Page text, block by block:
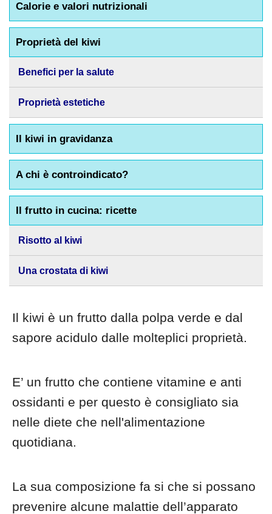
Calorie e valori nutrizionali
Proprietà del kiwi
Benefici per la salute
Proprietà estetiche
Il kiwi in gravidanza
A chi è controindicato?
Il frutto in cucina: ricette
Risotto al kiwi
Una crostata di kiwi
Il kiwi è un frutto dalla polpa verde e dal
sapore acidulo dalle molteplici proprietà.
E’ un frutto che contiene vitamine e anti
ossidanti e per questo è consigliato sia
nelle diete che nell'alimentazione
quotidiana.
La sua composizione fa si che si possano
prevenire alcune malattie dell’apparato